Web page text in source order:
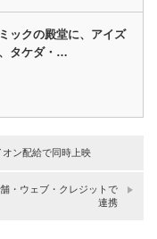
ックの殿堂に、アイズ
タケダ・…
ン配給で同時上映
・ウェブ・クレジットで
連携